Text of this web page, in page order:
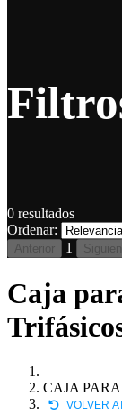
0 resultados
Ordenar:
Anterior 1
Caja
CAJA
VOLVER